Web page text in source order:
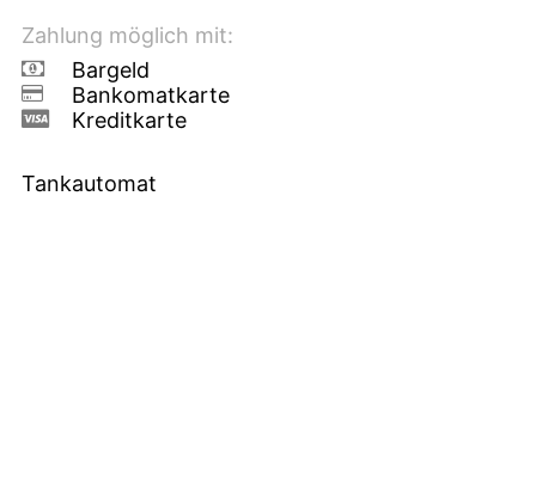
Zahlung möglich mit:
Bargeld
Bankomatkarte
Kreditkarte
Tankautomat